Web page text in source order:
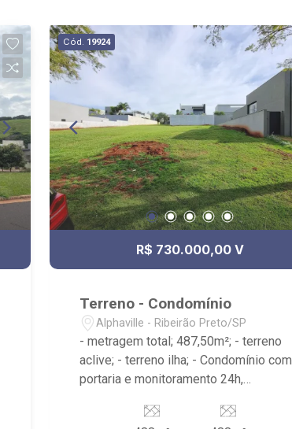
Cód. 19924
R$ 730.000,00 V
Terreno - Condomínio
Alphaville - Ribeirão Preto/SP
- metragem total; 487,50m²; - terreno
aclive; - terreno ilha; - Condomínio com
portaria e monitoramento 24h,
sarjetas mais largas. - Moradores com